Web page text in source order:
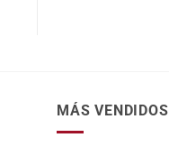
MÁS VENDIDOS